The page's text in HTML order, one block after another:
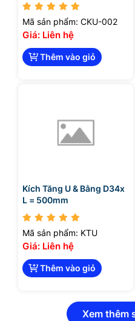
Mã sản phẩm: CKU-002
Giá: Liên hệ
Thêm vào giỏ
Kích Tăng U & Bằng D34x
L = 500mm
Mã sản phẩm: KTU
Giá: Liên hệ
Thêm vào giỏ
Xem thêm